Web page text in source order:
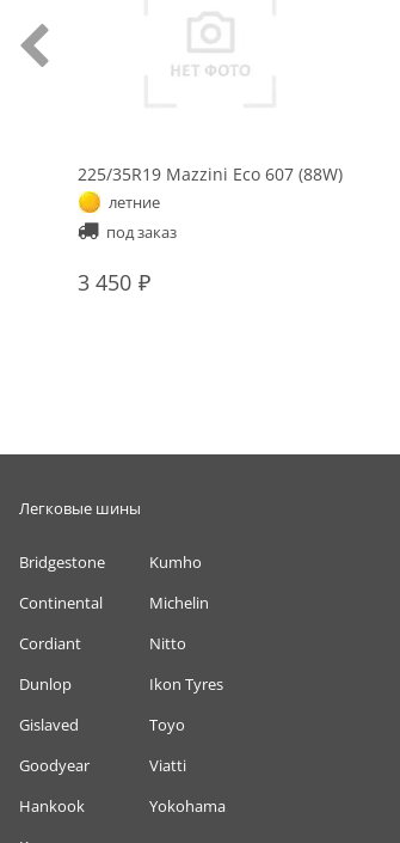
225/35R19 Mazzini Eco 607 (88W)
летние
под заказ
3 450
Легковые шины
Bridgestone
Continental
Cordiant
Dunlop
Gislaved
Goodyear
Hankook
Kumho
Michelin
Nitto
Ikon Tyres
Toyo
Viatti
Yokohama